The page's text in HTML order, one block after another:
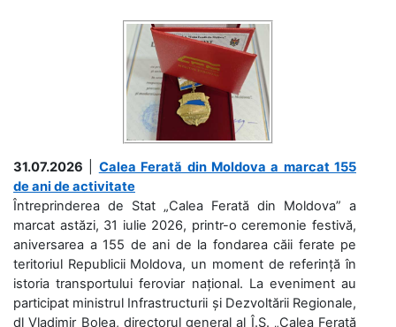
31.07.2026
Calea Ferată din Moldova a marcat 155
de ani de activitate
Întreprinderea de Stat „Calea Ferată din Moldova” a
marcat astăzi, 31 iulie 2026, printr-o ceremonie festivă,
aniversarea a 155 de ani de la fondarea căii ferate pe
teritoriul Republicii Moldova, un moment de referință în
istoria transportului feroviar național. La eveniment au
participat ministrul Infrastructurii și Dezvoltării Regionale,
dl Vladimir Bolea, directorul general al Î.S. „Calea Ferată